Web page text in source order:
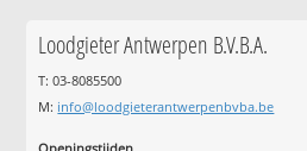
Loodgieter Antwerpen B.V.B.A.
T: 03-8085500
M: info@loodgieterantwerpenbvba.be